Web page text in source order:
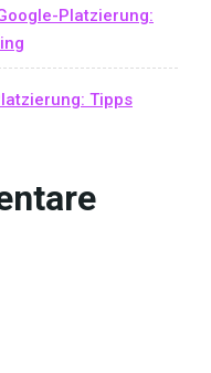
Platzierung:
Tipps